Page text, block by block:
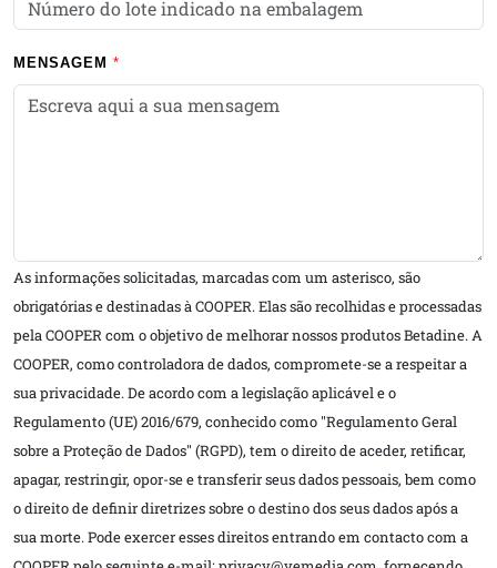
MENSAGEM
As informações solicitadas, marcadas com um asterisco, são
obrigatórias e destinadas à COOPER. Elas são recolhidas e processadas
pela COOPER com o objetivo de melhorar nossos produtos Betadine. A
COOPER, como controladora de dados, compromete-se a respeitar a
sua privacidade. De acordo com a legislação aplicável e o
Regulamento (UE) 2016/679, conhecido como "Regulamento Geral
sobre a Proteção de Dados" (RGPD), tem o direito de aceder, retificar,
apagar, restringir, opor-se e transferir seus dados pessoais, bem como
o direito de definir diretrizes sobre o destino dos seus dados após a
sua morte. Pode exercer esses direitos entrando em contacto com a